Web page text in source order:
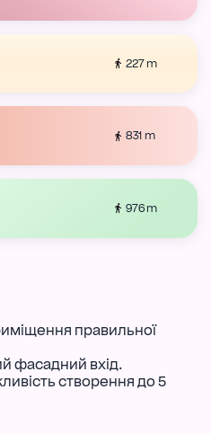
227 m
831 m
976 m
правильної
фасадний вхід.
створення до 5